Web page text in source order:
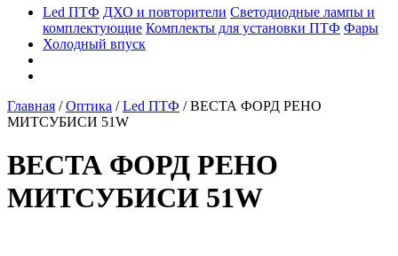
Led ПТФ ДХО и повторители Светодиодные лампы и
комплектующие Комплекты для установки ПТФ Фары
Холодный впуск
Главная /Оптика /Led ПТФ / ВЕСТА ФОРД РЕНО
МИТСУБИСИ 51W
ВЕСТА ФОРД РЕНО
МИТСУБИСИ 51W